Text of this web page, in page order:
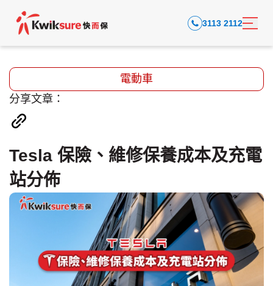
3113 2112
電動車
分享文章：
Tesla 保險、維修保養成本及充電
站分佈